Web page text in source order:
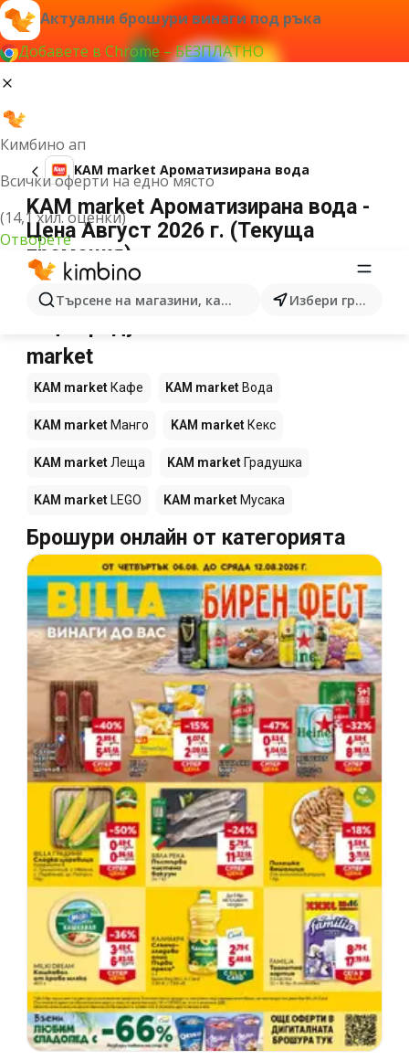
Актуални брошури винаги под ръка
Добавете в Chrome – БЕЗПЛАТНО
Кимбино ап
Всички оферти на едно място
(14,1 хил. оценки)
Отворете
Търсене на магазини, категории, продукти...Избери град
KAM market Ароматизирана вода
KAM market Ароматизирана вода -
Цена Август 2026 г. (Текуща
промоция)
Не можахме да намерим резултати за този
термин.
market
KAM market Кафе KAM market Вода
KAM market Манго KAM market Кекс
KAM market Леща KAM market Градушка
KAM market LEGO KAM market Мусака
Брошури онлайн от категорията